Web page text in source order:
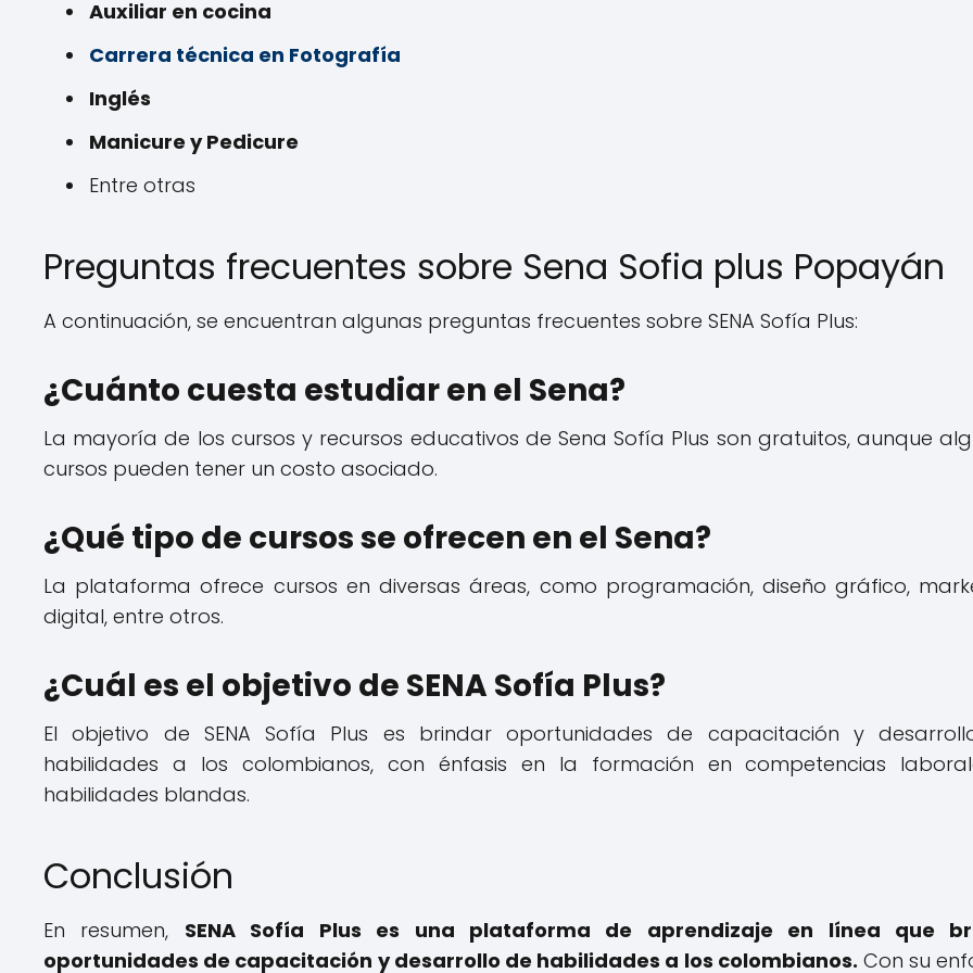
Auxiliar en cocina
Carrera técnica en Fotografía
Inglés
Manicure y Pedicure
Entre otras
Preguntas frecuentes sobre Sena Sofia plus Popayán
A continuación, se encuentran algunas preguntas frecuentes sobre SENA Sofía Plus:
¿Cuánto cuesta estudiar en el Sena?
La mayoría de los cursos y recursos educativos de Sena Sofía Plus son gratuitos, aunque
cursos pueden tener un costo asociado.
¿Qué tipo de cursos se ofrecen en el Sena?
La plataforma ofrece cursos en diversas áreas, como programación, diseño gráfico,
digital, entre otros.
¿Cuál es el objetivo de SENA Sofía Plus?
El objetivo de SENA Sofía Plus es brindar oportunidades de capacitación y
habilidades a los colombianos, con énfasis en la formación en competencias
habilidades blandas.
Conclusión
En resumen, SENA Sofía Plus es una plataforma de aprendizaje en línea que
oportunidades de capacitación y desarrollo de habilidades a los colombianos. Con su